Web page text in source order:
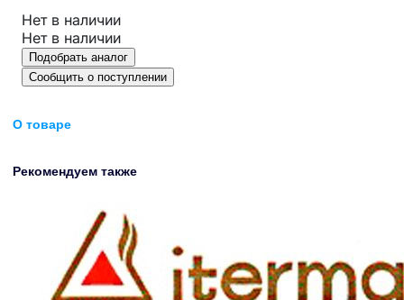
Нет в наличии
Нет в наличии
Подобрать аналог
Сообщить о поступлении
О товаре
Рекомендуем также